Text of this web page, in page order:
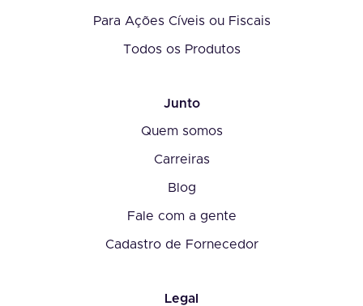
Para Ações Cíveis ou Fiscais
Todos os Produtos
Junto
Quem somos
Carreiras
Blog
Fale com a gente
Cadastro de Fornecedor
Legal